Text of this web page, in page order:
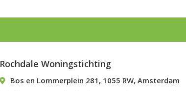
Rochdale Woningstichting
Bos en Lommerplein 281, 1055 RW, Amsterdam